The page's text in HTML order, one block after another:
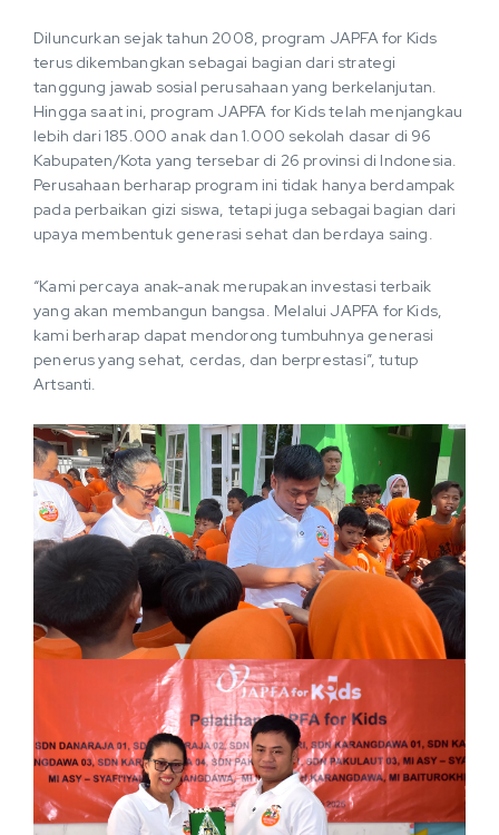
Diluncurkan sejak tahun 2008, program JAPFA for Kids
terus dikembangkan sebagai bagian dari strategi
tanggung jawab sosial perusahaan yang berkelanjutan.
Hingga saat ini, program JAPFA for Kids telah menjangkau
lebih dari 185.000 anak dan 1.000 sekolah dasar di 96
Kabupaten/Kota yang tersebar di 26 provinsi di Indonesia.
Perusahaan berharap program ini tidak hanya berdampak
pada perbaikan gizi siswa, tetapi juga sebagai bagian dari
upaya membentuk generasi sehat dan berdaya saing.
“Kami percaya anak-anak merupakan investasi terbaik
yang akan membangun bangsa. Melalui JAPFA for Kids,
kami berharap dapat mendorong tumbuhnya generasi
penerus yang sehat, cerdas, dan berprestasi”, tutup
Artsanti.